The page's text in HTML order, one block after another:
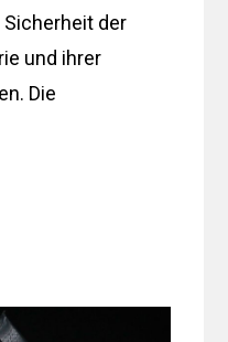
Sicherheit der
und ihrer
Die